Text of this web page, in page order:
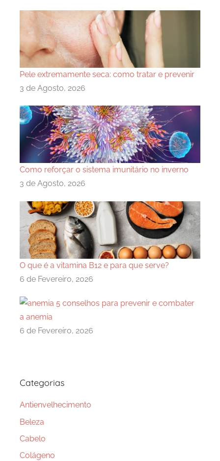
Pele extremamente seca: como tratar e prevenir
3 de Agosto, 2026
Como reforçar o sistema imunitário no inverno
3 de Agosto, 2026
O que é a vitamina B12 e para que serve?
6 de Fevereiro, 2026
5 conselhos para prevenir e combater
a anemia
6 de Fevereiro, 2026
Categorias
Antienvelhecimento
Beleza
Cabelo
Colágeno